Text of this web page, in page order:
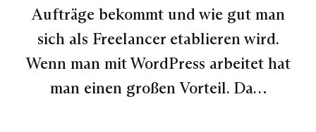
Aufträge bekommt und wie gut man
sich als Freelancer etablieren wird.
Wenn man mit WordPress arbeitet hat
man einen großen Vorteil. Da…